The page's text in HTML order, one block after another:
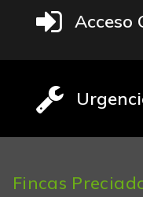
Acceso
Fincas